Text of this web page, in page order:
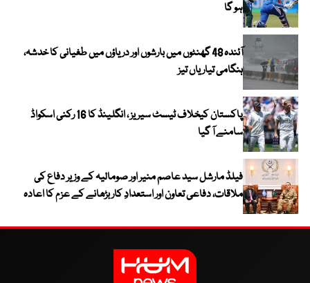
ہو گا
آئندہ 48 گھنٹوں میں بارشوں اور دریاؤں میں طغیانی کا خدشہ،
ہنگامی تیاریاں تیز
پاکستان کیخلاف ٹیسٹ سیریز ، انگلینڈ کا 16 رکنی اسکواڈ
سامنے آ گیا
فیلڈ مارشل سید عاصم منیر اور صومالیہ کے وزیر دفاع کی
ملاقات، دفاعی تعاون اور استعدادِ کار بڑھانے کے عزم کا اعادہ